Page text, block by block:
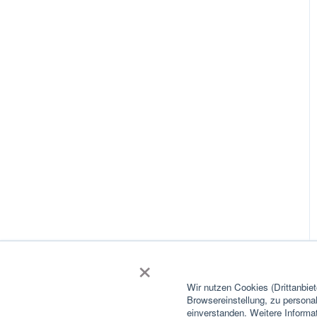
×
Wir nutzen Cookies
Browsereinstellung, zu
einverstanden. Weitere